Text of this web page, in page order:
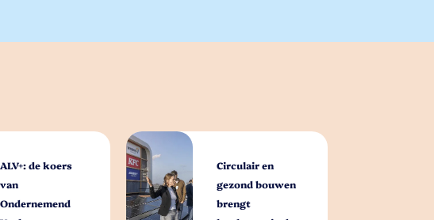
ALV+: de koers
van
Ondernemend
Circulair en
gezond bouwen
brengt